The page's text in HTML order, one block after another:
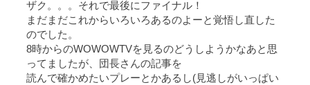
ザク。。。それで最後にファイナル！
まだまだこれからいろいろあるのよーと覚悟し直した
のでした。
8時からのWOWOWTVを見るのどうしようかなあと思
ってましたが、団長さんの記事を
読んで確かめたいプレーとかあるし(見逃しがいっぱい